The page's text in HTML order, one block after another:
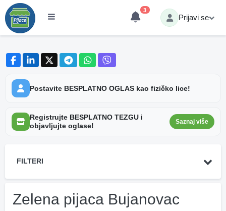
3
Prijavi se
Postavite BESPLATNO OGLAS kao fizičko lice!
Registrujte BESPLATNO TEZGU i
objavljujte oglase!
Saznaj više
FILTERI
Zelena pijaca Bujanovac